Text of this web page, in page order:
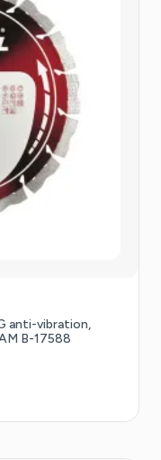
anti-vibration,
B-17588